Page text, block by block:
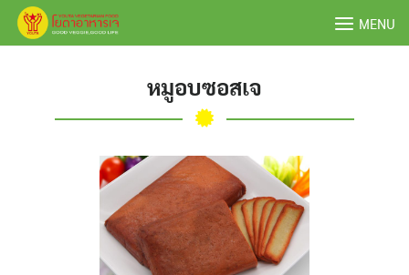
Skip
MENU
หมูอบซอสเจ